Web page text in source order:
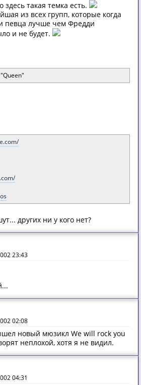
здесь такая темка есть.
из всех групп, которые когда
певца лучше чем Фредди
и не будет.
других ни у кого нет?
23:43
02:08
новый мюзикл We will rock you
неплохой, хотя я не видил.
04:31